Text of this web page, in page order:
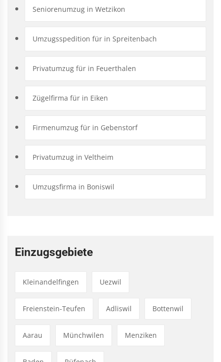
Seniorenumzug in Wetzikon
Umzugsspedition für in Spreitenbach
Privatumzug für in Feuerthalen
Zügelfirma für in Eiken
Firmenumzug für in Gebenstorf
Privatumzug in Veltheim
Umzugsfirma in Boniswil
Einzugsgebiete
Kleinandelfingen Uezwil
Freienstein-Teufen Adliswil Bottenwil
Aarau Münchwilen Menziken